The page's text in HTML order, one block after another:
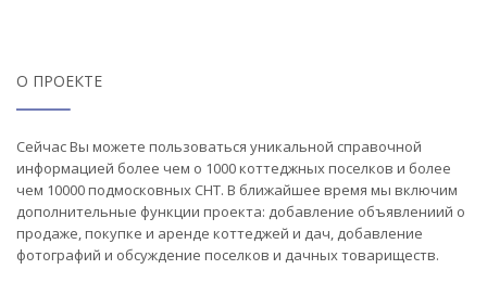
О ПРОЕКТЕ
Сейчас Вы можете пользоваться уникальной справочной
информацией более чем о 1000 коттеджных поселков и более
чем 10000 подмосковных СНТ. В ближайшее время мы включим
дополнительные функции проекта: добавление объявлениий о
продаже, покупке и аренде коттеджей и дач, добавление
фотографий и обсуждение поселков и дачных товариществ.